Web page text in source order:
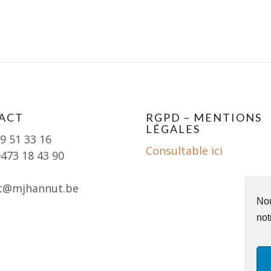
51 33 16
18 43 90
RGPD – MENTIONS
LÉGALES
Consultable ici